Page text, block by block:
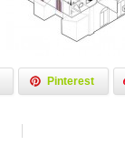
Pinterest